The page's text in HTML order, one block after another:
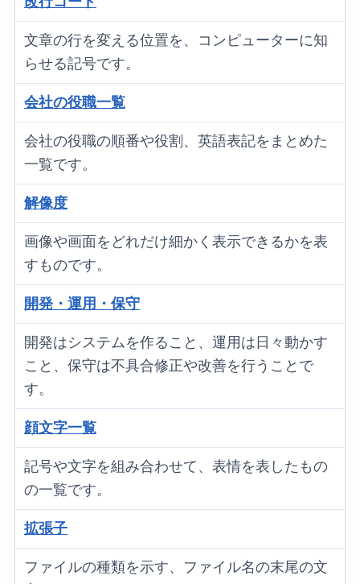
文章の行を変える位置を、コンピューターに知
らせる記号です。
会社の役職一覧
会社の役職の順番や役割、英語表記をまとめた
一覧です。
解像度
画像や画面をどれだけ細かく表示できるかを表
すものです。
開発・運用・保守
開発はシステムを作ること、運用は日々動かす
こと、保守は不具合修正や改善を行うことで
す。
顔文字一覧
記号や文字を組み合わせて、表情を表したもの
の一覧です。
拡張子
ファイルの種類を示す、ファイル名の末尾の文